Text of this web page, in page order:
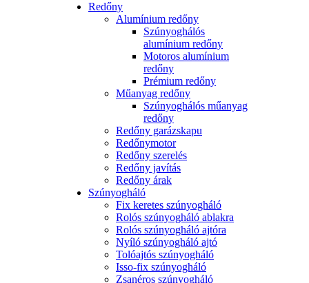
Redőny
Alumínium redőny
Szúnyoghálós
alumínium redőny
Motoros alumínium
redőny
Prémium redőny
Műanyag redőny
Szúnyoghálós műanyag
redőny
Redőny garázskapu
Redőnymotor
Redőny szerelés
Redőny javítás
Redőny árak
Szúnyogháló
Fix keretes szúnyogháló
Rolós szúnyogháló ablakra
Rolós szúnyogháló ajtóra
Nyíló szúnyogháló ajtó
Tolóajtós szúnyogháló
Isso-fix szúnyogháló
Zsanéros szúnyogháló